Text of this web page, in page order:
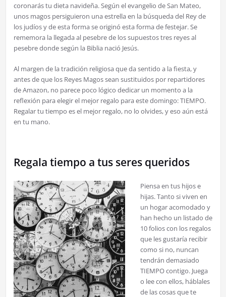
coronarás tu dieta navideña. Según el evangelio de San Mateo,
unos magos persiguieron una estrella en la búsqueda del Rey de
los judíos y de esta forma se originó esta forma de festejar. Se
rememora la llegada al pesebre de los supuestos tres reyes al
pesebre donde según la Biblia nació Jesús.
Al margen de la tradición religiosa que da sentido a la fiesta, y
antes de que los Reyes Magos sean sustituidos por repartidores
de Amazon, no parece poco lógico dedicar un momento a la
reflexión para elegir el mejor regalo para este domingo: TIEMPO.
Regalar tu tiempo es el mejor regalo, no lo olvides, y eso aún está
en tu mano.
Regala tiempo a tus seres queridos
Piensa en tus hijos e
hijas. Tanto si viven en
un hogar acomodado y
han hecho un listado de
10 folios con los regalos
que les gustaría recibir
como si no, nuncan
tendrán demasiado
TIEMPO contigo. Juega
o lee con ellos, háblales
de las cosas que te